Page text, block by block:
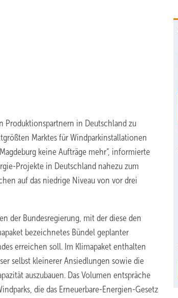
Produktionspartnern in Deutschland zu
Marktes für Windparkinstallationen
keine Aufträge mehr“, informierte
Projekte in Deutschland nahezu zum
auf das niedrige Niveau von vor drei
der Bundesregierung, mit der diese den
bezeichnetes Bündel geplanter
erreichen soll. Im Klimapaket enthalten
selbst kleinerer Ansiedlungen sowie die
auszubauen. Das Volumen entspräche
die das Erneuerbare-Energien-Gesetz